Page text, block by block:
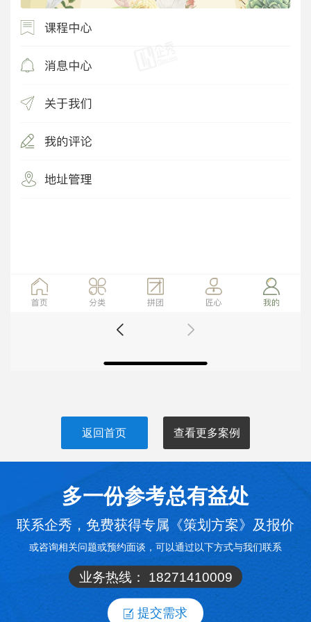
返回首页 查看更多案例
多一份参考总有益处
联系企秀，免费获得专属《策划方案》及报价
或咨询相关问题或预约面谈，可以通过以下方式与我们联系
业务热线： 18271410009
提交需求